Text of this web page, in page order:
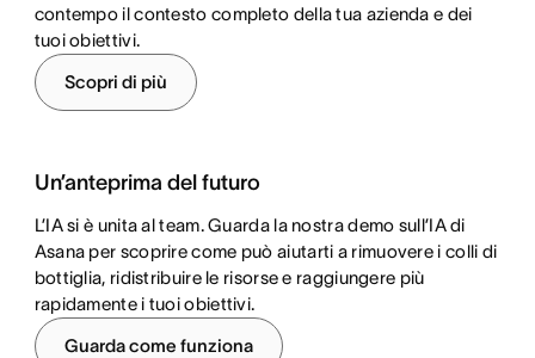
contempo il contesto completo della tua azienda e dei
tuoi obiettivi.
Scopri di più
Un’anteprima del futuro
L’IA si è unita al team. Guarda la nostra demo sull’IA di
Asana per scoprire come può aiutarti a rimuovere i colli di
bottiglia, ridistribuire le risorse e raggiungere più
rapidamente i tuoi obiettivi.
Guarda come funziona